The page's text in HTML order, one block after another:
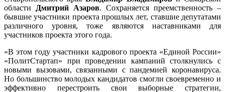
области
Дмитрий Азаров. Сохраняется преемственность –
бывшие участники проекта прошлых лет, ставшие депутатами
различного уровня, тоже являются наставниками для
участников проекта этого года.
«В этом году участники кадрового проекта «Единой России»
«ПолитСтартап» при проведении кампаний столкнулись с
новыми вызовами, связанными с пандемией коронавируса.
Но большинство молодых кандидатов смогли своевременно и
эффективно перестроить свои выборные стратегии,